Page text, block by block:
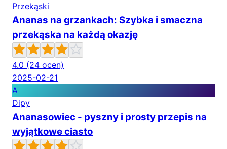
Przekąski
Ananas na grzankach: Szybka i smaczna
przekąska na każdą okazję
4.0 (24 ocen)
2025-02-21
A
Dipy
Ananasowiec - pyszny i prosty przepis na
wyjątkowe ciasto